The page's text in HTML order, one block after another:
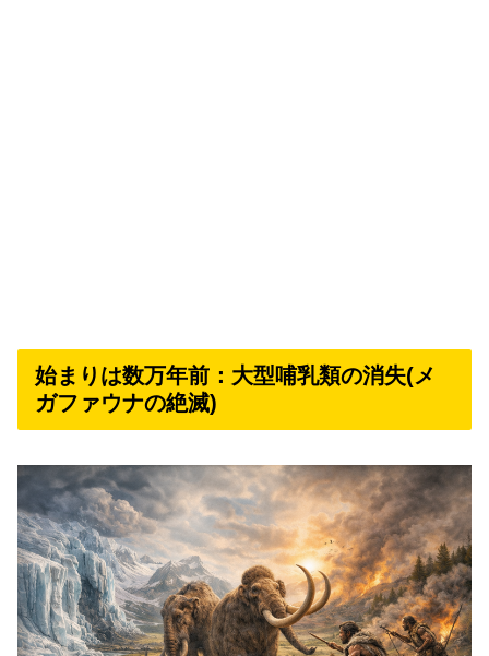
始まりは数万年前：大型哺乳類の消失(メ
ガファウナの絶滅)